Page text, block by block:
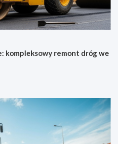
kompleksowy remont dróg we